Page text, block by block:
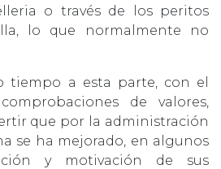
o través de los peritos
lo que normalmente no
tiempo a esta parte, con el
de valores,
que por la administración
se ha mejorado, en algunos
y motivación de sus